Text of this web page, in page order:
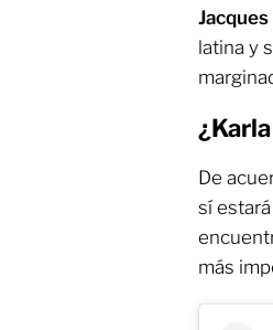
latina y
De
sí
más